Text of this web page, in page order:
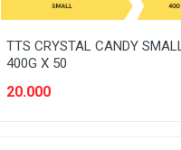
MINUMAN
MINUMAN RTD
MINYAK/COOKING OIL
TTS CRYSTAL CANDY SMALL
400G X 50
20.000